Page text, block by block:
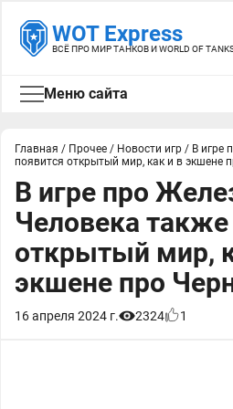
WOT Express
ВСЁ ПРО МИР ТАНКОВ И WORLD OF
Меню сайта
Главная / Прочее / Новости игр / В игре
появится открытый мир, как и в экшене
В игре про
Человека также
открытый мир,
экшене про
16 апреля 2024 г. 2324 1